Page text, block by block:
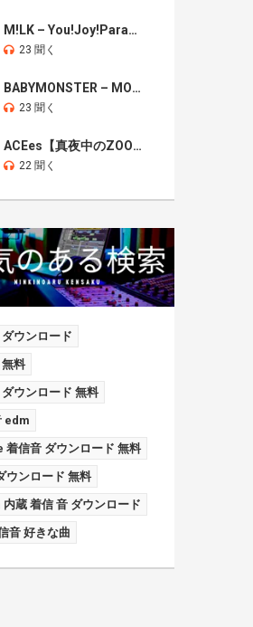
M!LK – You!Joy!Parade!
23 聞く
BABYMONSTER – MOON
23 聞く
ACEes【真夜中のZOO】
22 聞く
ウンロード
料
ウンロード 無料
edm
着信音 ダウンロード 無料
ウンロード 無料
蔵 着信 音 ダウンロード
音 好きな曲